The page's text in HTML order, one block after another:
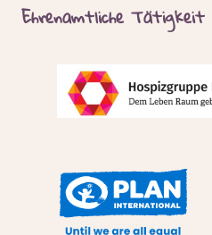
Ehrenamtliche Tätigkeit